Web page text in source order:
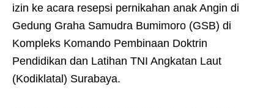
izin ke acara resepsi pernikahan anak Angin di
Gedung Graha Samudra Bumimoro (GSB) di
Kompleks Komando Pembinaan Doktrin
Pendidikan dan Latihan TNI Angkatan Laut
(Kodiklatal) Surabaya.